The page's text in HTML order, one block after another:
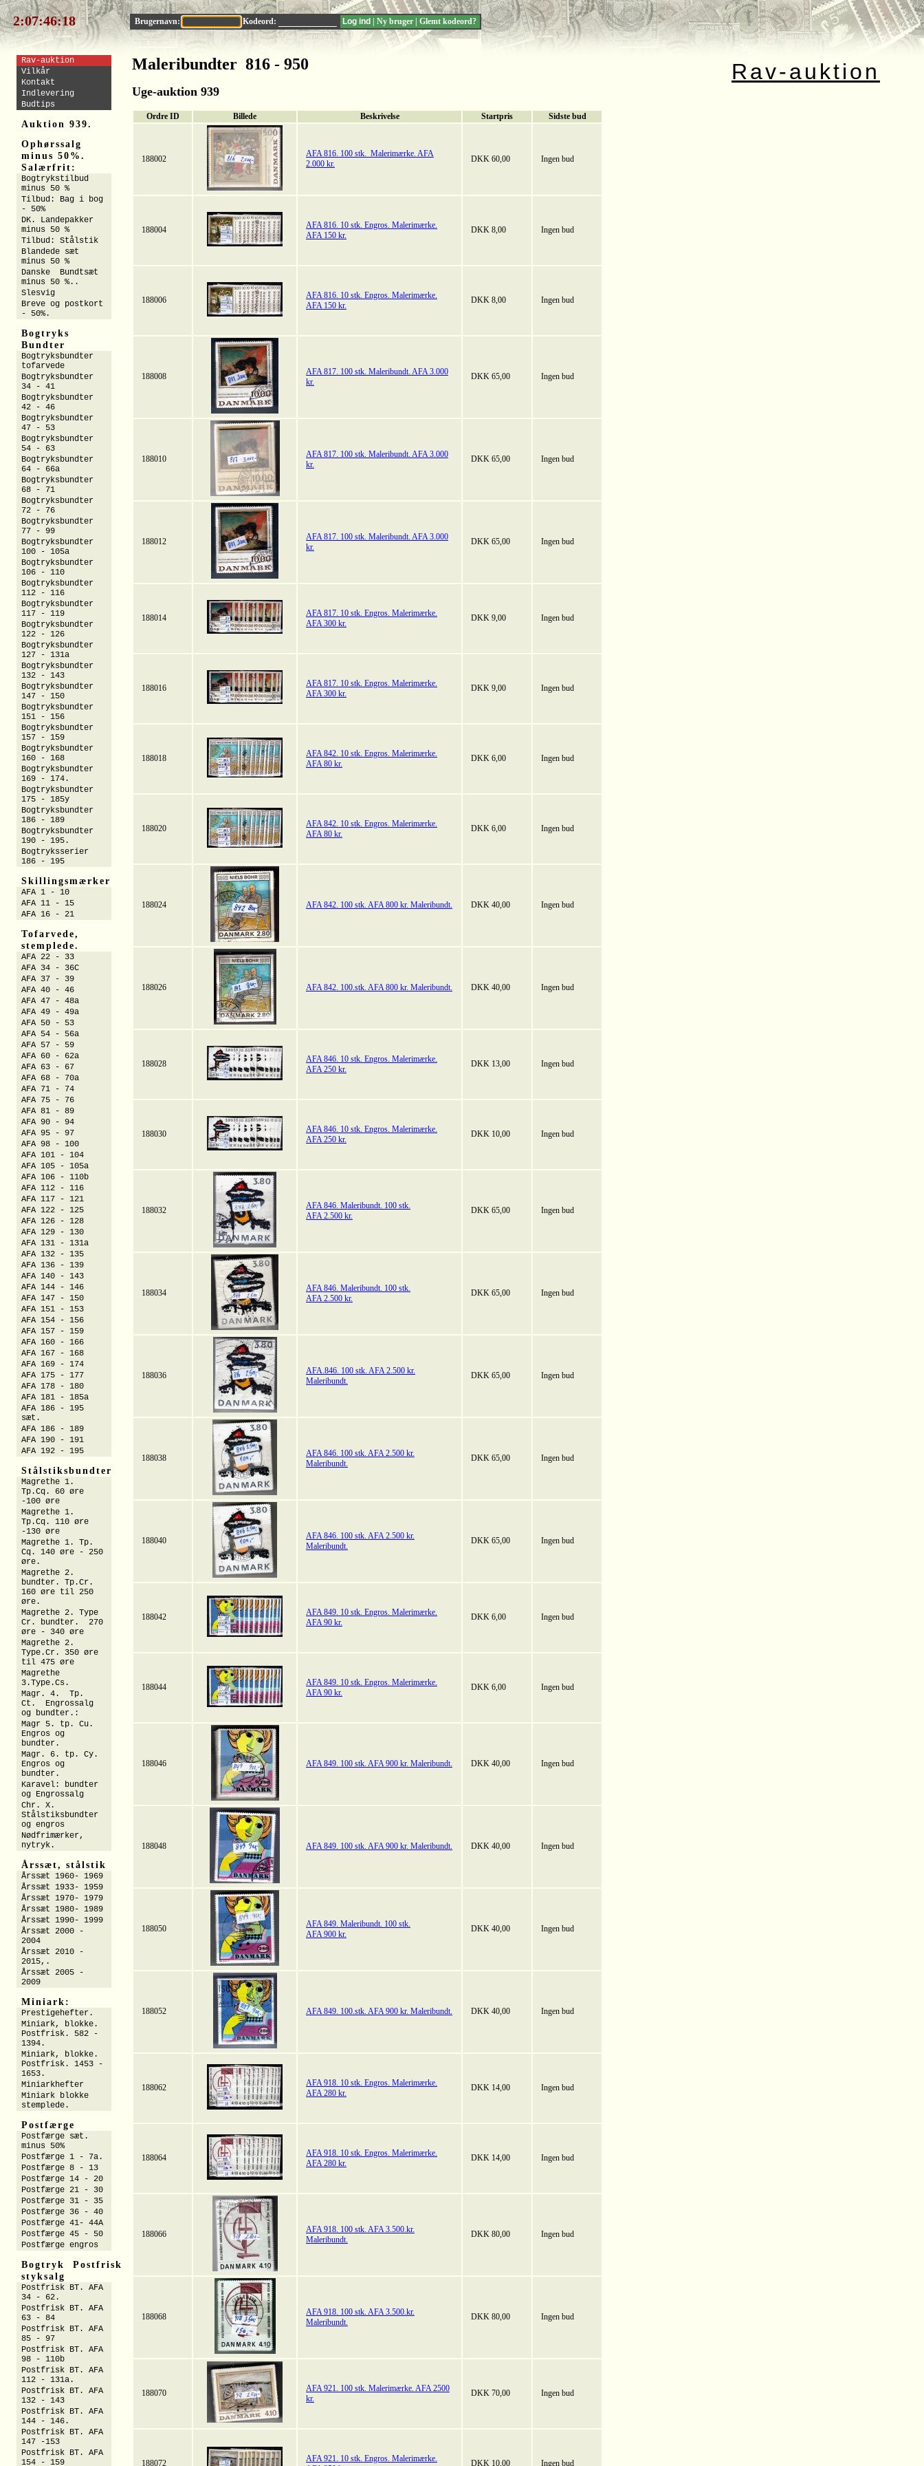
2:07:46:17 Brugernavn: Kodeord: Ny bruger Glemt kodeord?
Rav-auktion
Maleribundter 816 - 950
Uge-auktion 939
Ordre ID Billede Beskrivelse Startpris Sidste bud
188002
AFA 816. 100 stk. Malerimærke. AFA
2.000 kr.
DKK 60,00 Ingen bud
188004
AFA 816. 10 stk. Engros. Malerimærke.
AFA 150 kr.
DKK 8,00 Ingen bud
188006
AFA 816. 10 stk. Engros. Malerimærke.
AFA 150 kr.
DKK 8,00 Ingen bud
188008
AFA 817. 100 stk. Maleribundt. AFA 3.000
kr.
DKK 65,00 Ingen bud
188010
AFA 817. 100 stk. Maleribundt. AFA 3.000
kr.
DKK 65,00 Ingen bud
188012
AFA 817. 100 stk. Maleribundt. AFA 3.000
kr.
DKK 65,00 Ingen bud
188014
AFA 817. 10 stk. Engros. Malerimærke.
AFA 300 kr.
DKK 9,00 Ingen bud
188016
AFA 817. 10 stk. Engros. Malerimærke.
AFA 300 kr.
DKK 9,00 Ingen bud
188018
AFA 842. 10 stk. Engros. Malerimærke.
AFA 80 kr.
DKK 6,00 Ingen bud
188020
AFA 842. 10 stk. Engros. Malerimærke.
AFA 80 kr.
DKK 6,00 Ingen bud
188024 AFA 842. 100 stk. AFA 800 kr. Maleribundt. DKK 40,00 Ingen bud
188026 AFA 842. 100.stk. AFA 800 kr. Maleribundt. DKK 40,00 Ingen bud
188028
AFA 846. 10 stk. Engros. Malerimærke.
AFA 250 kr.
DKK 13,00 Ingen bud
188030
AFA 846. 10 stk. Engros. Malerimærke.
AFA 250 kr.
DKK 10,00 Ingen bud
188032
AFA 846. Maleribundt. 100 stk.
AFA 2.500 kr.
DKK 65,00 Ingen bud
188034
AFA 846. Maleribundt. 100 stk.
AFA 2.500 kr.
DKK 65,00 Ingen bud
188036
AFA.846. 100 stk. AFA 2.500 kr.
Maleribundt.
DKK 65,00 Ingen bud
188038
AFA 846. 100 stk. AFA 2.500 kr.
Maleribundt.
DKK 65,00 Ingen bud
188040
AFA 846. 100 stk. AFA 2.500 kr.
Maleribundt.
DKK 65,00 Ingen bud
188042
AFA 849. 10 stk. Engros. Malerimærke.
AFA 90 kr.
DKK 6,00 Ingen bud
188044
AFA 849. 10 stk. Engros. Malerimærke.
AFA 90 kr.
DKK 6,00 Ingen bud
188046 AFA 849. 100 stk. AFA 900 kr. Maleribundt. DKK 40,00 Ingen bud
188048 AFA 849. 100 stk. AFA 900 kr. Maleribundt. DKK 40,00 Ingen bud
188050
AFA 849. Maleribundt. 100 stk.
AFA 900 kr.
DKK 40,00 Ingen bud
188052 AFA 849. 100.stk. AFA 900 kr. Maleribundt. DKK 40,00 Ingen bud
188062
AFA 918. 10 stk. Engros. Malerimærke.
AFA 280 kr.
DKK 14,00 Ingen bud
188064
AFA 918. 10 stk. Engros. Malerimærke.
AFA 280 kr.
DKK 14,00 Ingen bud
188066
AFA 918. 100 stk. AFA 3.500.kr.
Maleribundt.
DKK 80,00 Ingen bud
188068
AFA 918. 100 stk. AFA 3.500.kr.
Maleribundt.
DKK 80,00 Ingen bud
188070
AFA 921. 100 stk. Malerimærke. AFA 2500
kr.
DKK 70,00 Ingen bud
188072
AFA 921. 10 stk. Engros. Malerimærke.
DKK 10,00 Ingen bud
Rav-auktion
Vilkår
Kontakt
Indlevering
Budtips
Auktion 939.
Ophørssalg
minus 50%.
Salærfrit:
Bogtrykstilbud
minus 50 %
Tilbud: Bag i bog
- 50%
DK. Landepakker
minus 50 %
Tilbud: Stålstik
Blandede sæt
minus 50 %
Danske Bundtsæt
minus 50 %..
Slesvig
Breve og postkort
- 50%.
Bogtryks
Bundter
Bogtryksbundter
tofarvede
Bogtryksbundter
34 - 41
Bogtryksbundter
42 - 46
Bogtryksbundter
47 - 53
Bogtryksbundter
54 - 63
Bogtryksbundter
64 - 66a
Bogtryksbundter
68 - 71
Bogtryksbundter
72 - 76
Bogtryksbundter
77 - 99
Bogtryksbundter
100 - 105a
Bogtryksbundter
106 - 110
Bogtryksbundter
112 - 116
Bogtryksbundter
117 - 119
Bogtryksbundter
122 - 126
Bogtryksbundter
127 - 131a
Bogtryksbundter
132 - 143
Bogtryksbundter
147 - 150
Bogtryksbundter
151 - 156
Bogtryksbundter
157 - 159
Bogtryksbundter
160 - 168
Bogtryksbundter
169 - 174.
Bogtryksbundter
175 - 185y
Bogtryksbundter
186 - 189
Bogtryksbundter
190 - 195.
Bogtryksserier
186 - 195
Skillingsmærker
AFA 1 - 10
AFA 11 - 15
AFA 16 - 21
Tofarvede,
stemplede.
AFA 22 - 33
AFA 34 - 36C
AFA 37 - 39
AFA 40 - 46
AFA 47 - 48a
AFA 49 - 49a
AFA 50 - 53
AFA 54 - 56a
AFA 57 - 59
AFA 60 - 62a
AFA 63 - 67
AFA 68 - 70a
AFA 71 - 74
AFA 75 - 76
AFA 81 - 89
AFA 90 - 94
AFA 95 - 97
AFA 98 - 100
AFA 101 - 104
AFA 105 - 105a
AFA 106 - 110b
AFA 112 - 116
AFA 117 - 121
AFA 122 - 125
AFA 126 - 128
AFA 129 - 130
AFA 131 - 131a
AFA 132 - 135
AFA 136 - 139
AFA 140 - 143
AFA 144 - 146
AFA 147 - 150
AFA 151 - 153
AFA 154 - 156
AFA 157 - 159
AFA 160 - 166
AFA 167 - 168
AFA 169 - 174
AFA 175 - 177
AFA 178 - 180
AFA 181 - 185a
AFA 186 - 195
sæt.
AFA 186 - 189
AFA 190 - 191
AFA 192 - 195
Stålstiksbundter
Magrethe 1.
Tp.Cq. 60 øre
-100 øre
Magrethe 1.
Tp.Cq. 110 øre
-130 øre
Magrethe 1. Tp.
Cq. 140 øre - 250
øre.
Magrethe 2.
bundter. Tp.Cr.
160 øre til 250
øre.
Magrethe 2. Type
Cr. bundter. 270
øre - 340 øre
Magrethe 2.
Type.Cr. 350 øre
til 475 øre
Magrethe
3.Type.Cs.
Magr. 4. Tp.
Ct. Engrossalg
og bundter.:
Magr 5. tp. Cu.
Engros og
bundter.
Magr. 6. tp. Cy.
Engros og
bundter.
Karavel: bundter
og Engrossalg
Chr. X.
Stålstiksbundter
og engros
Nødfrimærker,
nytryk.
Årssæt, stålstik
Årssæt 1960- 1969
Årssæt 1933- 1959
Årssæt 1970- 1979
Årssæt 1980- 1989
Årssæt 1990- 1999
Årssæt 2000 -
2004
Årssæt 2010 -
2015,.
Årssæt 2005 -
2009
Miniark:
Prestigehefter.
Miniark, blokke.
Postfrisk. 582 -
1394.
Miniark, blokke.
Postfrisk. 1453 -
1653.
Miniarkhefter
Miniark blokke
stemplede.
Postfærge
Postfærge sæt.
minus 50%
Postfærge 1 - 7a.
Postfærge 8 - 13
Postfærge 14 - 20
Postfærge 21 - 30
Postfærge 31 - 35
Postfærge 36 - 40
Postfærge 41- 44A
Postfærge 45 - 50
Postfærge engros
Bogtryk Postfrisk
styksalg
Postfrisk BT. AFA
34 - 62.
Postfrisk BT. AFA
63 - 84
Postfrisk BT. AFA
85 - 97
Postfrisk BT. AFA
98 - 110b
Postfrisk BT. AFA
112 - 131a.
Postfrisk BT. AFA
132 - 143
Postfrisk BT. AFA
144 - 146.
Postfrisk BT. AFA
147 -153
Postfrisk BT. AFA
154 - 159